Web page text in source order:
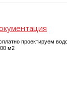
проектируем
м2